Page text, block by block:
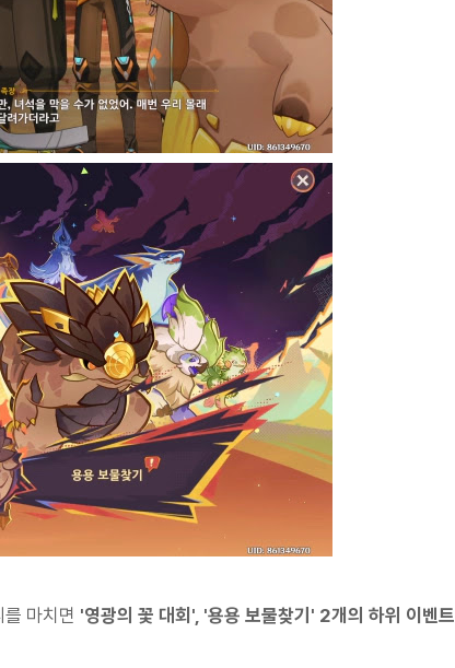
마치면 '영광의 꽃 대회', '용용 보물찾기' 2개의 하위 이벤트